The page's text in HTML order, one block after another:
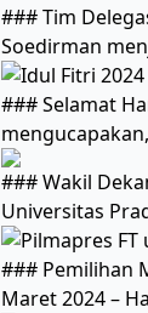
### Tim
Soedirman
### Selamat
### Wakil
Universitas
### Pemilihan
Maret 2024 –